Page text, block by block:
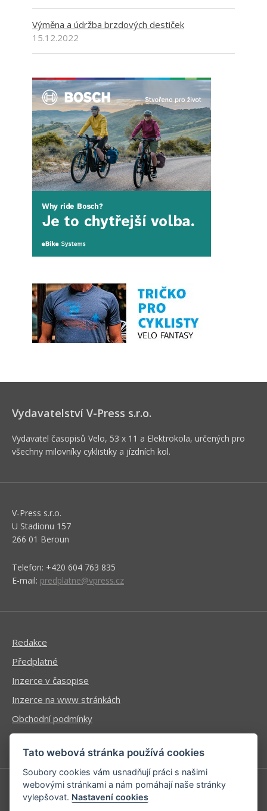
Výměna a údržba brzdových destiček
15.12.2022
Vydavatelství V-Press s.r.o.
Vydavatel časopisů Velo, 53 x 11 a Elektrokola, určených pro
všechny milovníky cyklistiky a jízdních kol.
V-Press s.r.o.
U Stadionu 157
266 01 Beroun
Telefon: +420 604 763 835
E-mail: predplatne@vpress.cz
Redakce
Předplatné
Inzerce v časopise
Inzerce na www stránkách
Obchodní podmínky
Ochrana osobních údajů
Příhlášení | Registrace
Tato webová stránka používá cookies
Soubory cookies vám usnadňují práci s našimi
webovými stránkami a nám pomáhají naše stránky
vylepšovat. Nastavení cookies